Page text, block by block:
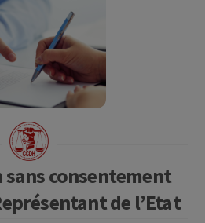
consentement
de l’Etat